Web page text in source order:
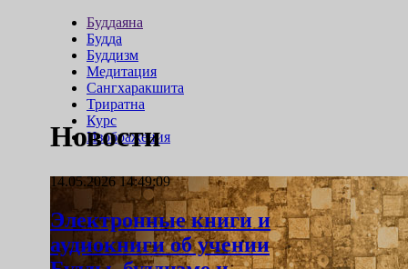
Буддаяна
Будда
Буддизм
Медитация
Сангхаракшита
Триратна
Курс
Изображения
Новости
14.05.2026 14:49:09
Электронные книги и
аудиокниги об учении